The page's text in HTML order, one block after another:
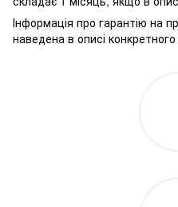
Інформація про гарантію на
наведена в описі